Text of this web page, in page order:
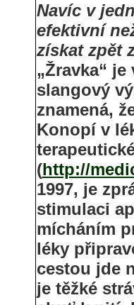
Navíc v
efektivní
získat zpět
„Žravka“
slangový
znamená,
Konopí v
(http://
1997, je
stimulaci
mícháním
léky
cestou jde
je těžké